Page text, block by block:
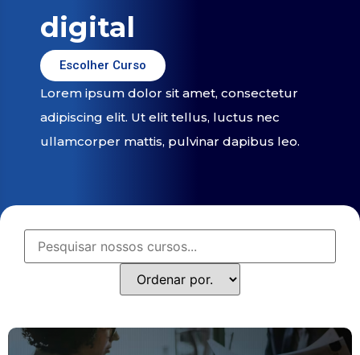
digital
Escolher Curso
Lorem ipsum dolor sit amet, consectetur
adipiscing elit. Ut elit tellus, luctus nec
ullamcorper mattis, pulvinar dapibus leo.